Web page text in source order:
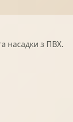
насадки з ПВХ.